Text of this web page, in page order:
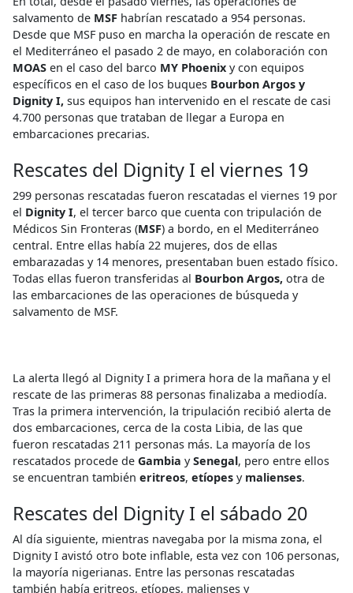
salvamento de MSF habrían rescatado a 954 personas.
Desde que MSF puso en marcha la operación de rescate en
el Mediterráneo el pasado 2 de mayo, en colaboración con
MOAS en el caso del barco MY Phoenix y con equipos
específicos en el caso de los buques Bourbon Argos y
Dignity I, sus equipos han intervenido en el rescate de casi
4.700 personas que trataban de llegar a Europa en
embarcaciones precarias.
Rescates del Dignity I el viernes 19
299 personas rescatadas fueron rescatadas el viernes 19 por
el Dignity I, el tercer barco que cuenta con tripulación de
Médicos Sin Fronteras (MSF) a bordo, en el Mediterráneo
central. Entre ellas había 22 mujeres, dos de ellas
embarazadas y 14 menores, presentaban buen estado físico.
Todas ellas fueron transferidas al Bourbon Argos, otra de
las embarcaciones de las operaciones de búsqueda y
salvamento de MSF.
La alerta llegó al Dignity I a primera hora de la mañana y el
rescate de las primeras 88 personas finalizaba a mediodía.
Tras la primera intervención, la tripulación recibió alerta de
dos embarcaciones, cerca de la costa Libia, de las que
fueron rescatadas 211 personas más. La mayoría de los
rescatados procede de Gambia ySenegal, pero entre ellos
se encuentran también eritreos, etíopes y malienses.
Rescates del Dignity I el sábado 20
Al día siguiente, mientras navegaba por la misma zona, el
Dignity I avistó otro bote inflable, esta vez con 106 personas,
la mayoría nigerianas. Entre las personas rescatadas
también había eritreos, etíopes, malienses y